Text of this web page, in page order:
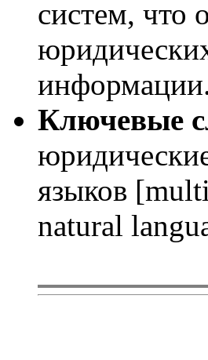
систем, что
Ключевые
языков
natural